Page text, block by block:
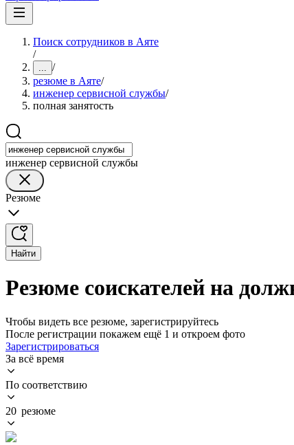
Поиск сотрудников в Аяте
/
... /
резюме в Аяте/
инженер сервисной службы/
полная занятость
инженер сервисной службы
Резюме
Найти
Резюме соискателей на
Чтобы видеть все резюме, зарегистрируйтесь
После регистрации покажем ещё 1 и откроем фото
Зарегистрироваться
За всё время
По соответствию
20 резюме